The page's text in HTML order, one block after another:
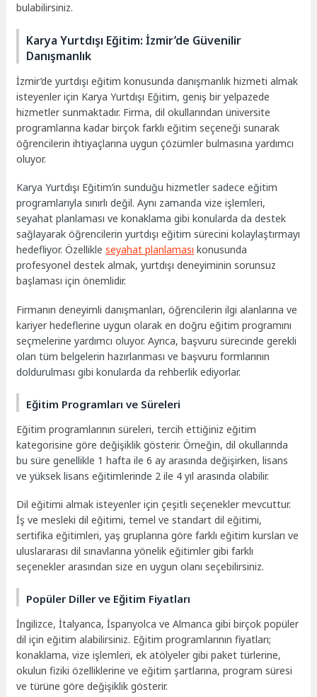
bulabilirsiniz.
Karya Yurtdışı Eğitim: İzmir’de Güvenilir
Danışmanlık
İzmir’de yurtdışı eğitim konusunda danışmanlık hizmeti almak
isteyenler için Karya Yurtdışı Eğitim, geniş bir yelpazede
hizmetler sunmaktadır. Firma, dil okullarından üniversite
programlarına kadar birçok farklı eğitim seçeneği sunarak
öğrencilerin ihtiyaçlarına uygun çözümler bulmasına yardımcı
oluyor.
Karya Yurtdışı Eğitim’in sunduğu hizmetler sadece eğitim
programlarıyla sınırlı değil. Aynı zamanda vize işlemleri,
seyahat planlaması ve konaklama gibi konularda da destek
sağlayarak öğrencilerin yurtdışı eğitim sürecini kolaylaştırmayı
hedefliyor. Özellikleseyahat planlaması konusunda
profesyonel destek almak, yurtdışı deneyiminin sorunsuz
başlaması için önemlidir.
Firmanın deneyimli danışmanları, öğrencilerin ilgi alanlarına ve
kariyer hedeflerine uygun olarak en doğru eğitim programını
seçmelerine yardımcı oluyor. Ayrıca, başvuru sürecinde gerekli
olan tüm belgelerin hazırlanması ve başvuru formlarının
doldurulması gibi konularda da rehberlik ediyorlar.
Eğitim Programları ve Süreleri
Eğitim programlarının süreleri, tercih ettiğiniz eğitim
kategorisine göre değişiklik gösterir. Örneğin, dil okullarında
bu süre genellikle 1 hafta ile 6 ay arasında değişirken, lisans
ve yüksek lisans eğitimlerinde 2 ile 4 yıl arasında olabilir.
Dil eğitimi almak isteyenler için çeşitli seçenekler mevcuttur.
İş ve mesleki dil eğitimi, temel ve standart dil eğitimi,
sertifika eğitimleri, yaş gruplarına göre farklı eğitim kursları ve
uluslararası dil sınavlarına yönelik eğitimler gibi farklı
seçenekler arasından size en uygun olanı seçebilirsiniz.
Popüler Diller ve Eğitim Fiyatları
İngilizce, İtalyanca, İspanyolca ve Almanca gibi birçok popüler
dil için eğitim alabilirsiniz. Eğitim programlarının fiyatları;
konaklama, vize işlemleri, ek atölyeler gibi paket türlerine,
okulun fiziki özelliklerine ve eğitim şartlarına, program süresi
ve türüne göre değişiklik gösterir.